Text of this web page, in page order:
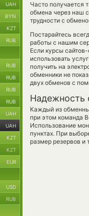
Часто получается
обмена через наш
трудности с
Постарайтесь
работы с нашим
Если курсы
использовать
получить на
обменники не
двух обменов с
Надежность
Каждый из
при этом команда
Использование
пунктах. При
размер резервов и
UAH
BYN
KZT
RUB
RUB
RUB
RUB
RUB
UAH
UAH
KZT
KZT
EUR
USD
RUB